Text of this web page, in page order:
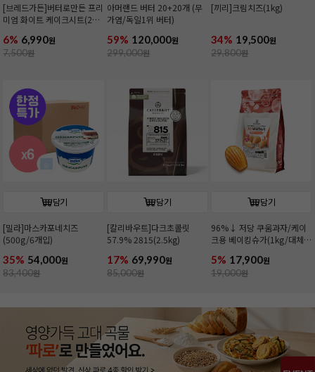
[브레드가든]버터로만든 프리
미엄 화이트 케이크시트(2호/
6% 6,990원
7,500원
아머랜드 버터 20+20개 (무
가염/독일1위 버터)
59% 120,000원
299,000원
[끼리]크림치즈(1kg)
34% 19,500원
29,800원
담기
[밀라]마스카포네치즈
(500g/6개입)
35% 54,000원
83,400원
담기
[칼리바우트]다크초콜릿
57.9% 2815(2.5kg)
17% 69,990원
85,000원
담기
96%↓ 저당 쿠움과자/케이
크용 베이킹슈가(1kg/대체
5% 17,900원
19,000원